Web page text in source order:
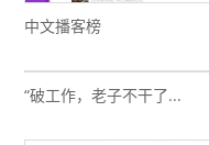
中文播客榜
“破工作，老子不干了...